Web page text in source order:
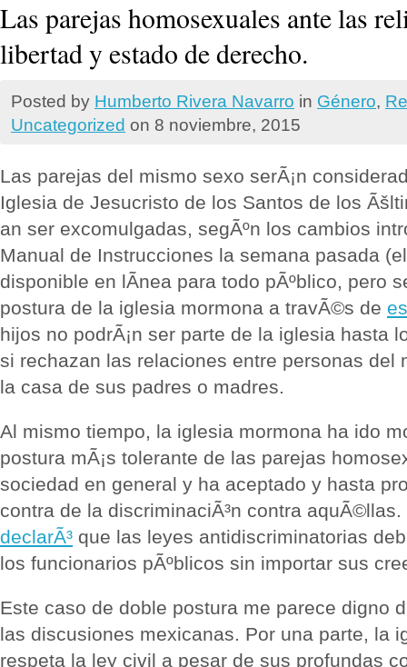
Las parejas homosexuales ante las
libertad y estado de derecho.
Posted by Humberto Rivera Navarro in Género,
Uncategorized on 8 noviembre, 2015
Las parejas del mismo sexo serÃ¡n
Iglesia de Jesucristo de los Santos de los
an ser excomulgadas, segÃºn los cambios
Manual de Instrucciones la semana pasada
disponible en lÃ­nea para todo pÃºblico, pero
postura de la iglesia mormona a travÃ©s de
hijos no podrÃ¡n ser parte de la iglesia hasta
si rechazan las relaciones entre personas del
la casa de sus padres o madres.
Al mismo tiempo, la iglesia mormona ha ido
postura mÃ¡s tolerante de las parejas
sociedad en general y ha aceptado y hasta
contra de la discriminaciÃ³n contra
declarÃ³ que las leyes antidiscriminatorias
los funcionarios pÃºblicos sin importar sus
Este caso de doble postura me parece digno
las discusiones mexicanas. Por una parte, la
respeta la ley civil a pesar de sus profundas